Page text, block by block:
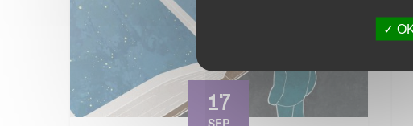
17